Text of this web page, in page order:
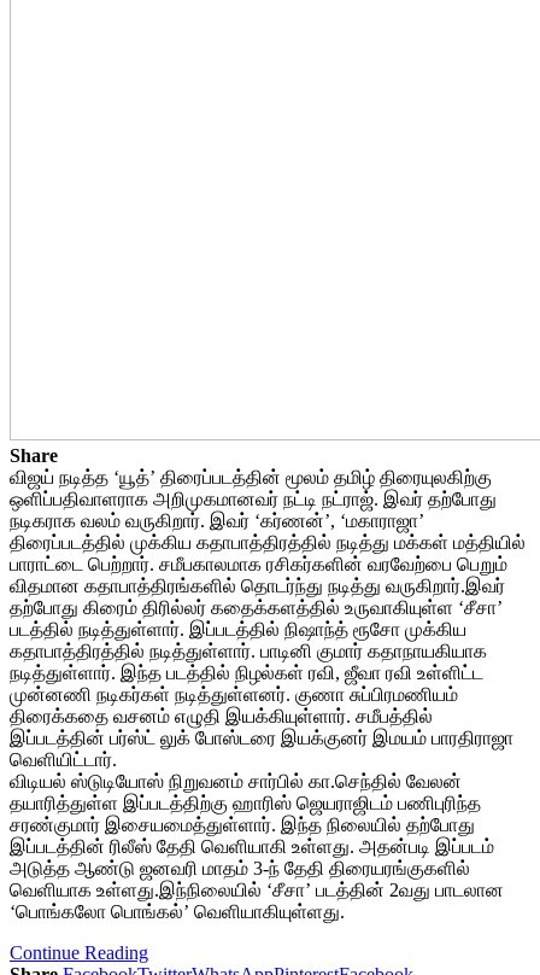
Share
விஜய் நடித்த ‘யூத்’ திரைப்படத்தின் மூலம் தமிழ் திரையுலகிற்கு
ஒளிப்பதிவாளராக அறிமுகமானவர் நட்டி நட்ராஜ். இவர் தற்போது
நடிகராக வலம் வருகிறார். இவர் ‘கர்ணன்’, ‘மகாராஜா’
திரைப்படத்தில் முக்கிய கதாபாத்திரத்தில் நடித்து மக்கள் மத்தியில்
பாராட்டை பெற்றார். சமீபகாலமாக ரசிகர்களின் வரவேற்பை பெறும்
விதமான கதாபாத்திரங்களில் தொடர்ந்து நடித்து வருகிறார்.இவர்
தற்போது கிரைம் திரில்லர் கதைக்களத்தில் உருவாகியுள்ள ‘சீசா’
படத்தில் நடித்துள்ளார். இப்படத்தில் நிஷாந்த் ரூசோ முக்கிய
கதாபாத்திரத்தில் நடித்துள்ளார். பாடினி குமார் கதாநாயகியாக
நடித்துள்ளார். இந்த படத்தில் நிழல்கள் ரவி, ஜீவா ரவி உள்ளிட்ட
முன்னணி நடிகர்கள் நடித்துள்ளனர். குணா சுப்பிரமணியம்
திரைக்கதை வசனம் எழுதி இயக்கியுள்ளார். சமீபத்தில்
இப்படத்தின் பர்ஸ்ட் லுக் போஸ்டரை இயக்குனர் இமயம் பாரதிராஜா
வெளியிட்டார்.
விடியல் ஸ்டுடியோஸ் நிறுவனம் சார்பில் கா.செந்தில் வேலன்
தயாரித்துள்ள இப்படத்திற்கு ஹாரிஸ் ஜெயராஜிடம் பணிபுரிந்த
சரண்குமார் இசையமைத்துள்ளார். இந்த நிலையில் தற்போது
இப்படத்தின் ரிலீஸ் தேதி வெளியாகி உள்ளது. அதன்படி இப்படம்
அடுத்த ஆண்டு ஜனவரி மாதம் 3-ந் தேதி திரையரங்குகளில்
வெளியாக உள்ளது.இந்நிலையில் ‘சீசா’ படத்தின் 2வது பாடலான
‘பொங்கலோ பொங்கல்’ வெளியாகியுள்ளது.
Continue Reading